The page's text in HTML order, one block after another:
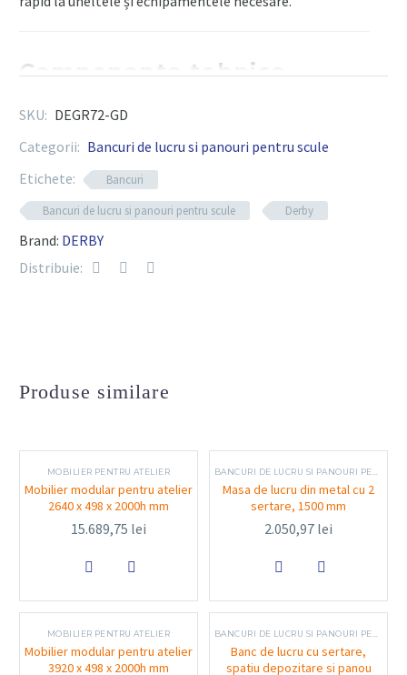
Componente tehnice
Număr sertare
Material: oțel robust cu finisaj rezistent la
zgârieturi și coroziune
Dimensiuni: adaptate pentru spații de lucru medii
și mari
diverse operațiuni tehnice
Funcționalitate și utilizare
Masa de lucru Derby cu 3 sertare este concepută pentru a
oferi un spațiu bine organizat, facilitând desfășurarea
asigură păstrarea ordonată a uneltelor și accesul rapid
la acestea, contribuind la creșterea productivității în
atelier.
SKU: DEGR72-GD
Categorii: Bancuri de lucru si panouri pentru scule
Etichete:
Bancuri
Bancuri de lucru si panouri pentru scule
Derby
Brand: DERBY
Distribuie:
Produse similare
MOBILIER PENTRU ATELIER
Mobilier modular pentru atelier
2640 x 498 x 2000h mm
15.689,75 lei

Masa de lucru din metal cu 2
sertare, 1500 mm
2.050,97 lei

MOBILIER PENTRU ATELIER
Mobilier modular pentru atelier
3920 x 498 x 2000h mm
Banc de lucru cu sertare,
spatiu depozitare si panou